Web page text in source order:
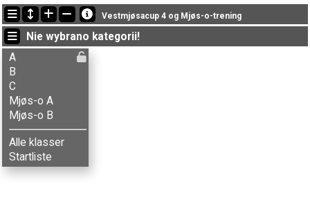
Ostatnie aktualizacje
19:58:54: Line Thirud (C) got new status: abs
19:58:11: Pål S. Kvikstad (Mjøs-o A) ukończył/a z czasem 118:06 (20)
19:55:00: Solveig S. Stenberg (Mjøs-o B) ukończył/a z czasem 114:54 (3)
Vestmjøsacup 4 og Mjøs-o-trening
Nie wybrano kategorii!
A
B
C
Mjøs-o A
Mjøs-o B
Alle klasser
Startliste